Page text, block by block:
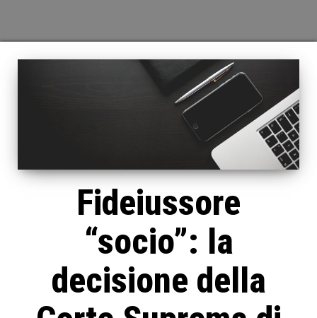
Fideiussore
“socio”: la
decisione della